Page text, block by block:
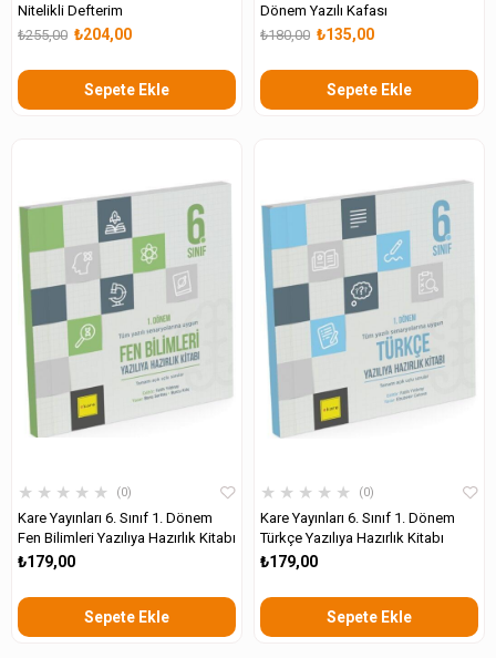
Nitelikli Defterim
₺204,00
₺255,00
Sepete Ekle
Dönem Yazılı Kafası
₺135,00
₺180,00
Sepete Ekle
★ ★ ★ ★ ★ 0
Kare Yayınları 6. Sınıf 1. Dönem
Fen Bilimleri Yazılıya Hazırlık Kitabı
₺179,00
Sepete Ekle
★ ★ ★ ★ ★ 0
Kare Yayınları 6. Sınıf 1. Dönem
Türkçe Yazılıya Hazırlık Kitabı
₺179,00
Sepete Ekle